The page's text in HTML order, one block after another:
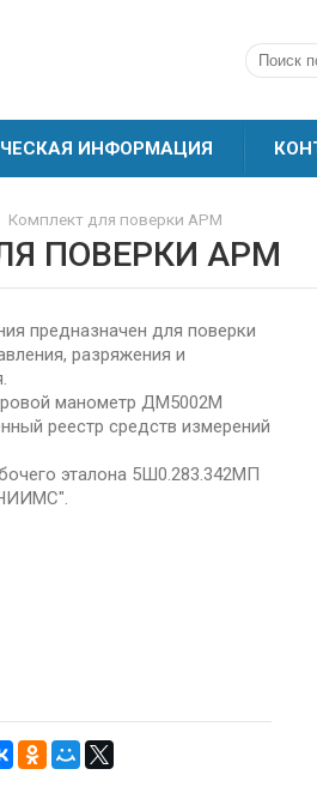
ИНФОРМАЦИЯ
Комплект для поверки АРМ
ПОВЕРКИ АРМ
предназначен для поверки
разряжения и
манометр ДМ5002М
реестр средств измерений
эталона 5Ш0.283.342МП